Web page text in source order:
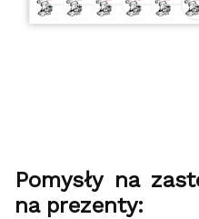
Pomysły na
na prezenty: